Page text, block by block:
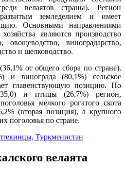
велаятов страны). Регион
земледелием и имеет
Основными направлениями
являются производство
овощеводство, виноградарство,
и шелководство.
от общего сбора по стране),
и винограда (80,1%) сельское
главенствующую позицию. По
и птицы (26,7%) регион,
мелкого рогатого скота
(вторая позиция), а крупного
поголовья по стране.
велаята